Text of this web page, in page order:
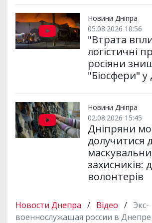
Новини Дніпра
05.08.2026 10:56
"Втрата
логістичні
росіяни
"Біосфери" у
Новини Дніпра
02.08.2026 15:45
Дніпряни
долучитися
захисників:
волонтерів
Новости Днепра / Відео / Экс-
военнослужащая россии в